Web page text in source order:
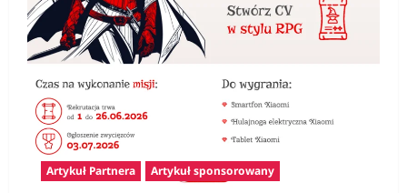
Artykuł Partnera Artykuł sponsorowany